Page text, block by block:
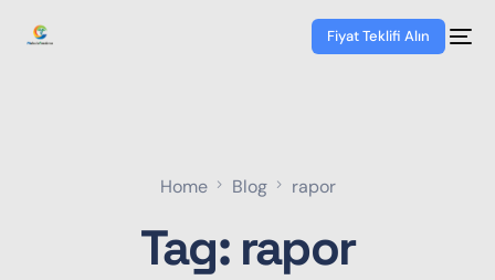
Fiyat Teklifi Alın
Home Blog rapor
Tag: rapor